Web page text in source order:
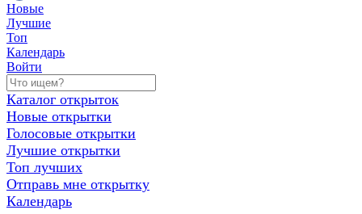
Новые
Лучшие
Топ
Календарь
Войти
Каталог открыток
Новые открытки
Голосовые открытки
Лучшие открытки
Топ лучших
Отправь мне открытку
Календарь